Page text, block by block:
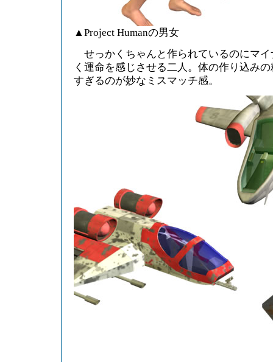
▲Project Humanの男女
せっかくちゃんと作られているのにマ
く運命を感じさせる二人。体の作り込み
すぎるのが妙なミスマッチ感。